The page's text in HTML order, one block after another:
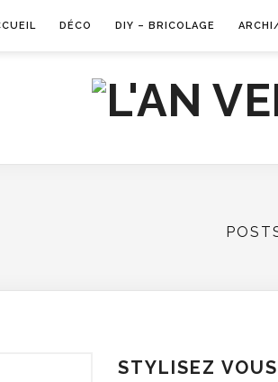
DÉCO DIY – BRICOLAGE
STYLISEZ